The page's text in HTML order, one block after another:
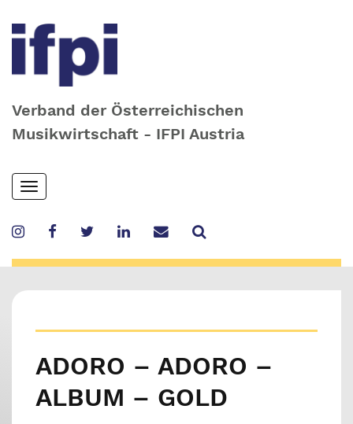
Verband der Österreichischen
Musikwirtschaft - IFPI Austria
Skip
to
content
Toggle
navigation
ADORO – ADORO –
ALBUM – GOLD